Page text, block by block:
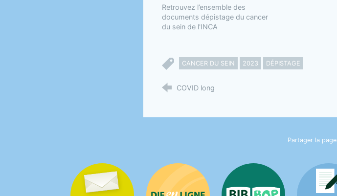
Retrouvez l’ensemble des
documents dépistage du cancer
du sein de l'INCA
CANCER DU SEIN 2023 DÉPISTAGE
COVID long
Partager la page